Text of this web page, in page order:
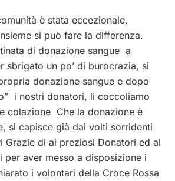
è stata eccezionale,
si può fare la differenza.
di donazione sangue a
sbrigato un po’ di burocrazia, si
donazione sangue e dopo
i nostri donatori, li coccoliamo
colazione Che la donazione è
si capisce già dai volti sorridenti
Grazie di ai preziosi Donatori ed al
per aver messo a disposizione i
i volontari della Croce Rossa